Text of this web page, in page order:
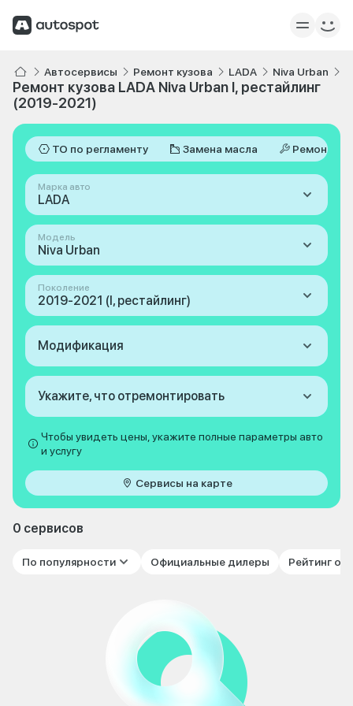
Автосервисы Ремонт кузова LADA Niva Urban
Ремонт кузова LADA Niva Urban I, рестайлинг
(2019-2021)
ТО по регламенту Замена масла Ремонт
Марка авто
LADA
Модель
Niva Urban
Поколение
2019-2021 (I, рестайлинг)
Модификация
Укажите, что отремонтировать
Чтобы увидеть цены, укажите полные параметры авто
и услугу
Сервисы на карте
0 сервисов
По популярности Официальные дилеры Рейтинг